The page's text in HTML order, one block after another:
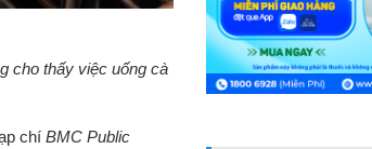
cho thấy việc uống cà
chí BMC Public